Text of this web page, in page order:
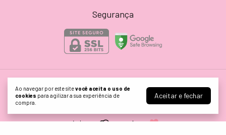
Ao navegar por este sitevocê aceita o uso de
cookies para agilizar a sua experiência de
compra.
Aceitar e fechar
Segurança
Atelier Gabi Braga
©2026. ATELIER GABI BRAGA EIRELI - 24628199000165. Todos os direitos